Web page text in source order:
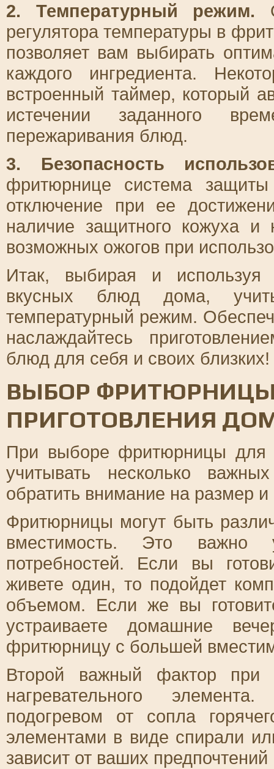
2. Температурный режим.
регулятора температуры в
позволяет вам выбирать
каждого ингредиента.
встроенный таймер, который
истечении заданного
пережаривания блюд.
3. Безопасность
фритюрнице система защиты
отключение при ее
наличие защитного кожуха и
возможных ожогов при
Итак, выбирая и используя
вкусных блюд дома,
температурный режим.
наслаждайтесь
блюд для себя и своих близких!
ВЫБОР
ПРИГОТОВЛЕНИЯ
При выборе фритюрницы для
учитывать несколько
обратить внимание на размер
Фритюрницы могут быть
вместимость. Это важно
потребностей. Если вы
живете один, то подойдет
объемом. Если же вы
устраиваете домашние
фритюрницу с большей
Второй важный фактор
нагревательного
подогревом от сопла
элементами в виде спирали
зависит от ваших